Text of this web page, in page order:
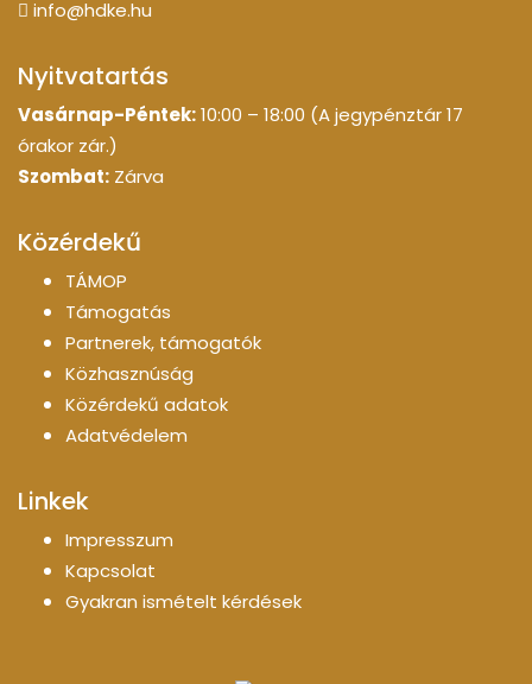
info@hdke.hu
Nyitvatartás
Vasárnap-Péntek:10:00 – 18:00 (A jegypénztár 17
órakor zár.)
Szombat: Zárva
Közérdekű
TÁMOP
Támogatás
Partnerek, támogatók
Közhasznúság
Közérdekű adatok
Adatvédelem
Linkek
Impresszum
Kapcsolat
Gyakran ismételt kérdések